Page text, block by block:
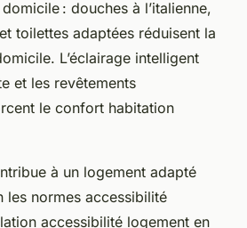
domicile : douches à l’italienne,
toilettes adaptées réduisent la
L’éclairage intelligent
et les revêtements
le confort habitation
à un logement adapté
les normes accessibilité
accessibilité logement en